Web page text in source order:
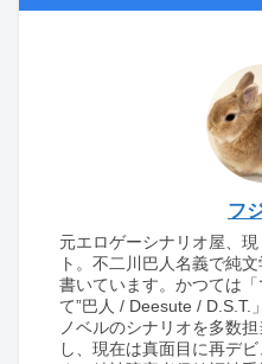
フ
元エロゲーシナリオ屋、
ト。不二川巴人名義で純
書いています。かつては
て”巴人 / Deesute / D.S.T.
ノベルのシナリオを多数
し、現在は真面目に再デ